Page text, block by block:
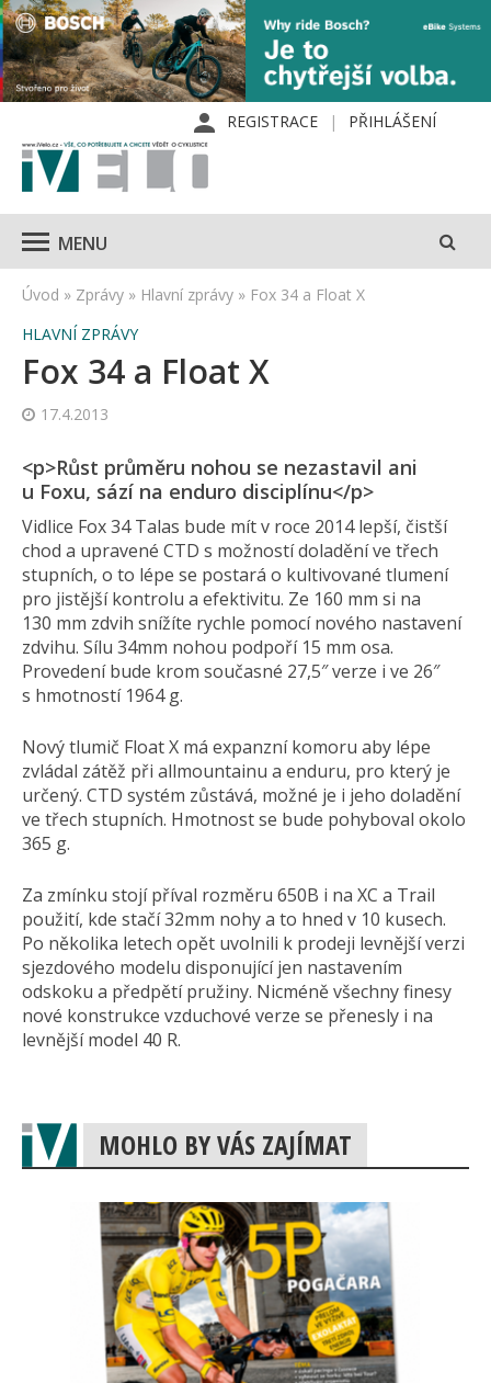
REGISTRACE PŘIHLÁŠENÍ
MENU
Úvod » Zprávy » Hlavní zprávy » Fox 34 a Float X
HLAVNÍ ZPRÁVY
Fox 34 a Float X
17.4.2013
<p>Růst průměru nohou se nezastavil ani
u Foxu, sází na enduro disciplínu</p>
Vidlice Fox 34 Talas bude mít v roce 2014 lepší, čistší
chod a upravené CTD s možností doladění ve třech
stupních, o to lépe se postará o kultivované tlumení
pro jistější kontrolu a efektivitu. Ze 160 mm si na
130 mm zdvih snížíte rychle pomocí nového nastavení
zdvihu. Sílu 34mm nohou podpoří 15 mm osa.
Provedení bude krom současné 27,5″ verze i ve 26″
s hmotností 1964 g.
Nový tlumič Float X má expanzní komoru aby lépe
zvládal zátěž při allmountainu a enduru, pro který je
určený. CTD systém zůstává, možné je i jeho doladění
ve třech stupních. Hmotnost se bude pohyboval okolo
365 g.
Za zmínku stojí příval rozměru 650B i na XC a Trail
použití, kde stačí 32mm nohy a to hned v 10 kusech.
Po několika letech opět uvolnili k prodeji levnější verzi
sjezdového modelu disponující jen nastavením
odskoku a předpětí pružiny. Nicméně všechny finesy
nové konstrukce vzduchové verze se přenesly i na
levnější model 40 R.
MOHLO BY VÁS ZAJÍMAT